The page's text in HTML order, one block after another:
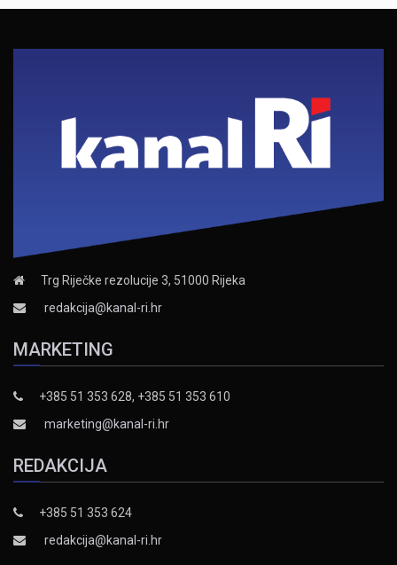
Trg Riječke rezolucije 3, 51000 Rijeka
redakcija@kanal-ri.hr
MARKETING
+385 51 353 628, +385 51 353 610
marketing@kanal-ri.hr
REDAKCIJA
+385 51 353 624
redakcija@kanal-ri.hr